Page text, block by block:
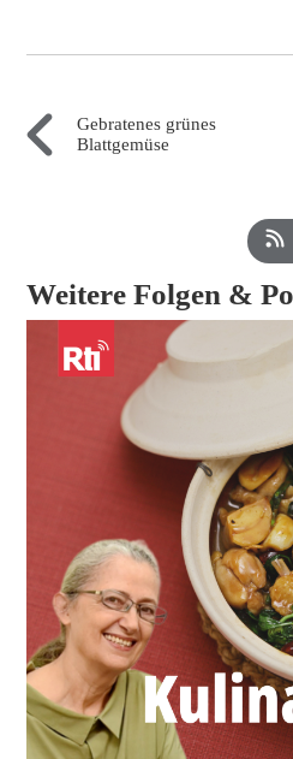
Gebratenes grünes
Blattgemüse
Weitere Folgen &